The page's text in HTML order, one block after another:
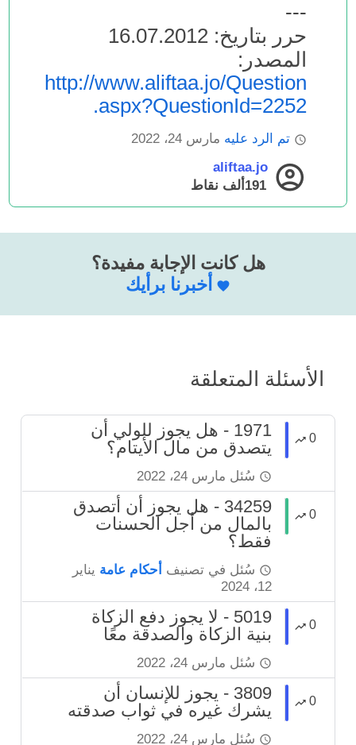
---
حرر بتاريخ: 16.07.2012
المصدر:
http://www.aliftaa.jo/Question
.aspx?QuestionId=2252
تم الرد عليه مارس 24، 2022
aliftaa.jo
191ألف
نقاط
هل كانت الإجابة مفيدة؟
أخبرنا برأيك
الأسئلة المتعلقة
0
1971 - هل يجوز للولي أن
يتصدق من مال الأيتام؟
سُئل مارس 24، 2022
0
34259 - هل يجوز أن أتصدق
بالمال من أجل الحسنات
فقط؟
سُئل في تصنيف أحكام عامة يناير
12، 2024
0
5019 - لا يجوز دفع الزكاة
بنية الزكاة والصدقة معًا
سُئل مارس 24، 2022
0
3809 - يجوز للإنسان أن
يشرك غيره في ثواب صدقته
سُئل مارس 24، 2022